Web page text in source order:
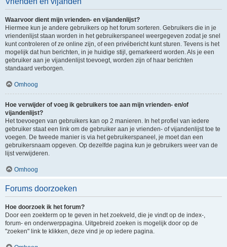
Waarvoor dient mijn vrienden- en vijandenlijst?
Hiermee kun je andere gebruikers op het forum sorteren. Gebruikers die in je
vriendenlijst staan worden in het gebruikerspaneel weergegeven zodat je snel
kunt controleren of ze online zijn, of een privébericht kunt sturen. Tevens is het
mogelijk dat hun berichten, in je huidige stijl, gemarkeerd worden. Als je een
gebruiker aan je vijandenlijst toevoegt, worden zijn of haar berichten
standaard verborgen.
Omhoog
Hoe verwijder of voeg ik gebruikers toe aan mijn vrienden- en/of
vijandenlijst?
Het toevoegen van gebruikers kan op 2 manieren. In het profiel van iedere
gebruiker staat een link om de gebruiker aan je vrienden- of vijandenlijst toe te
voegen. De tweede manier is via het gebruikerspaneel, je moet dan een
gebruikersnaam opgeven. Op dezelfde pagina kun je gebruikers weer van de
lijst verwijderen.
Omhoog
Forums doorzoeken
Hoe doorzoek ik het forum?
Door een zoekterm op te geven in het zoekveld, die je vindt op de index-,
forum- en onderwerppagina. Uitgebreid zoeken is mogelijk door op de
"zoeken" link te klikken, deze vind je op iedere pagina.